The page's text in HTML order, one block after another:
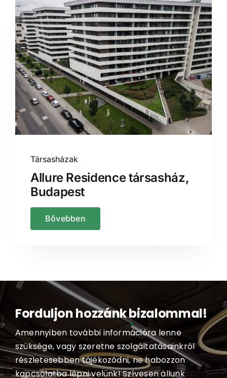
Társasházak
Allure Residence társasház,
Budapest
Bővebben
Forduljon hozzánk bizalommal!
Amennyiben további információra lenne
szüksége, vagy szeretne szolgáltatásainkról
részletesebben tájékozódni, ne habozzon
kapcsolatba lépni velünk! Szívesen állunk